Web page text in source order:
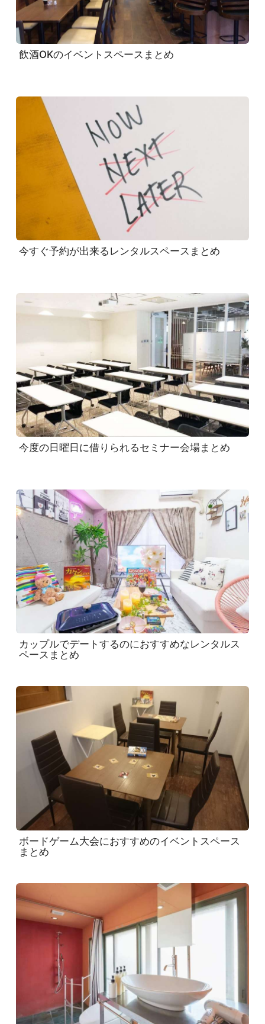
飲酒OKのイベントスペースまとめ
今すぐ予約が出来るレンタルスペースまとめ
今度の日曜日に借りられるセミナー会場まとめ
カップルでデートするのにおすすめなレンタルス
ペースまとめ
ボードゲーム大会におすすめのイベントスペース
まとめ